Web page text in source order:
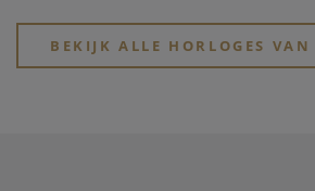
BEKIJK ALLE HORLOGES VAN